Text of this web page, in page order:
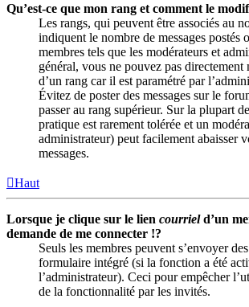
Qu’est-ce que mon rang et comment le
Les rangs, qui peuvent être associés au
indiquent le nombre de messages postés
membres tels que les modérateurs et
général, vous ne pouvez pas
d’un rang car il est paramétré par
Évitez de poster des messages sur le
passer au rang supérieur. Sur la plupart
pratique est rarement tolérée et un
administrateur) peut facilement abaisser
messages.
Haut
Lorsque je clique sur le lien courrield’un
demande de me connecter !?
Seuls les membres peuvent s’envoyer
formulaire intégré (si la fonction a été
l’administrateur). Ceci pour empêcher
de la fonctionnalité par les invités.